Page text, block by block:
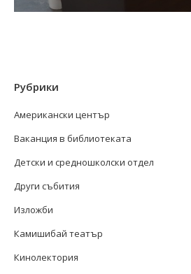
Рубрики
Американски център
Ваканция в библиотеката
Детски и средношколски отдел
Други събития
Изложби
Камишибай театър
Кинолектория